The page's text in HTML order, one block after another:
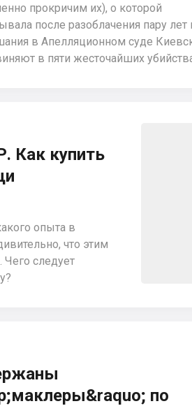
прокричим их), о которой
после разоблачения пару лет
в Апелляционном суде
в пяти жесточайших
Как купить
опыта в
что этим
следует
по